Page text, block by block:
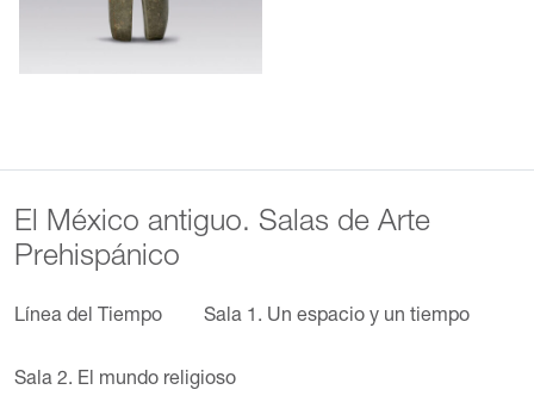
El México antiguo. Salas de Arte
Prehispánico
Línea del Tiempo Sala 1. Un espacio y un tiempo
Sala 2. El mundo religioso